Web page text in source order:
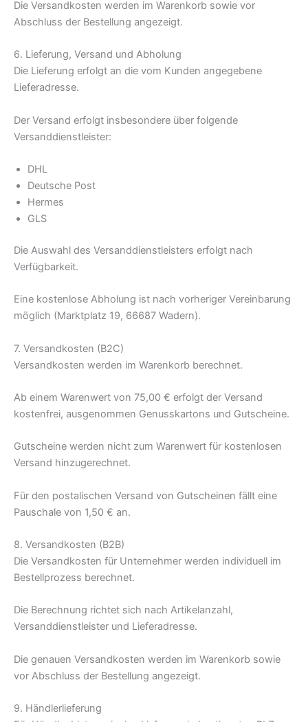
Die Versandkosten werden im Warenkorb sowie vor
Abschluss der Bestellung angezeigt.
6. Lieferung, Versand und Abholung
Die Lieferung erfolgt an die vom Kunden angegebene
Lieferadresse.
Der Versand erfolgt insbesondere über folgende
Versanddienstleister:
DHL
Deutsche Post
Hermes
GLS
Die Auswahl des Versanddienstleisters erfolgt nach
Verfügbarkeit.
Eine kostenlose Abholung ist nach vorheriger Vereinbarung
möglich (Marktplatz 19, 66687 Wadern).
7. Versandkosten (B2C)
Versandkosten werden im Warenkorb berechnet.
Ab einem Warenwert von 75,00 € erfolgt der Versand
kostenfrei, ausgenommen Genusskartons und Gutscheine.
Gutscheine werden nicht zum Warenwert für kostenlosen
Versand hinzugerechnet.
Für den postalischen Versand von Gutscheinen fällt eine
Pauschale von 1,50 € an.
8. Versandkosten (B2B)
Die Versandkosten für Unternehmer werden individuell im
Bestellprozess berechnet.
Die Berechnung richtet sich nach Artikelanzahl,
Versanddienstleister und Lieferadresse.
Die genauen Versandkosten werden im Warenkorb sowie
vor Abschluss der Bestellung angezeigt.
9. Händlerlieferung